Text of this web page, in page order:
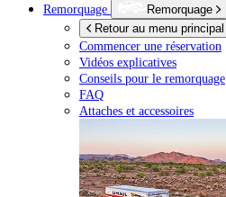
Remorquage
Remorquage
Retour au menu principal
Commencer une réservation
Vidéos explicatives
Conseils pour le remorquage
FAQ
Attaches et accessoires